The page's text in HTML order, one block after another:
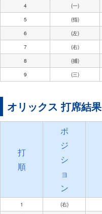
4
(一)
5
(指)
6
(左)
7
(右)
8
(捕)
9
(三)
オリックス 打席結果
打
順
ポ
ジ
シ
ョ
ン
1 (右)